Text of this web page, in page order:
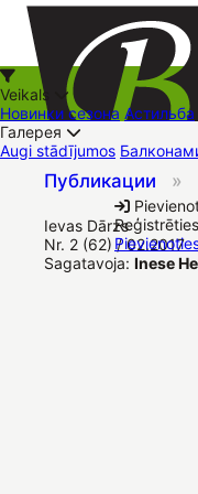
+37126545879
Stādu grozs
Reģistrēties
Veikals
Новинки сезона Астильба
Галерея
Augi stādījumos
Публикации »
Ievas Dārzs
Nr. 2 (62) / 02.2017
Sagatavoja: Inese